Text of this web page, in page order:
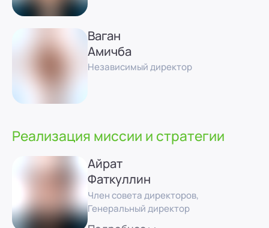
Ваган
Амичба
Независимый директор
Реализация миссии и стратегии
Айрат
Фаткуллин
Член совета директоров,
Генеральный директор